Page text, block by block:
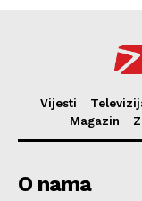
Vijesti
Magazin
O nama